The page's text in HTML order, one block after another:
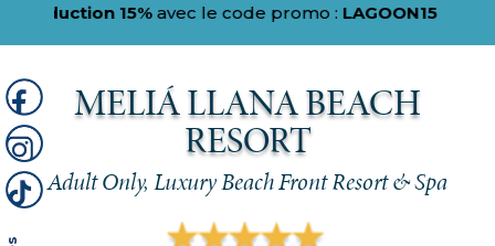
avec le code promo :LAGOON15 Plusvous obtenez
MELIÁ LLANA BEACH
RESORT
Adult Only, Luxury Beach Front Resort & Spa